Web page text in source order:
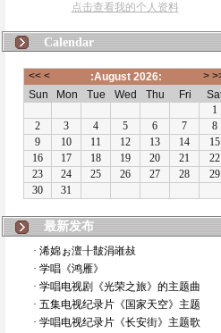
点击查看我的个人资料
Calendar
最新发布
· 浠婂ぉ澶╂皵涓嶉敊
· 学唱《鸿雁》
· 学唱电视剧《光荣之旅》的主题曲
· 五集电视纪录片《国家天空》主题
· 学唱电视纪录片《长安街》主题歌